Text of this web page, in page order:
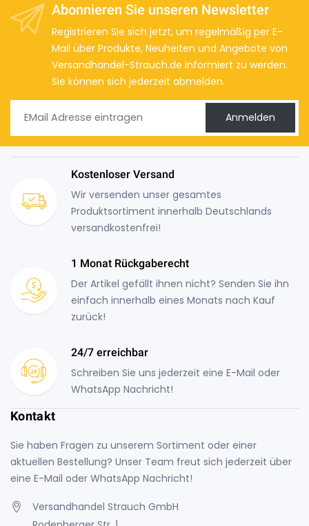
Abonnieren Sie unseren Newsletter
Registrieren Sie sich jetzt, um regelmäßig per E-
Mail über Produkte, Neuheiten und Angebote von
Versandhandel-Strauch.de informiert zu werden.
Sie können sich jederzeit abmelden.
Anmelden
Kostenloser Versand
Wir versenden unser gesamtes
Produktsortiment innerhalb Deutschlands
versandkostenfrei!
1 Monat Rückgaberecht
Der Artikel gefällt ihnen nicht? Senden Sie ihn
einfach innerhalb eines Monats nach Kauf
zurück!
24/7 erreichbar
Schreiben Sie uns jederzeit eine E-Mail oder
WhatsApp Nachricht!
Kontakt
Sie haben Fragen zu unserem Sortiment oder einer
aktuellen Bestellung? Unser Team freut sich jederzeit über
eine E-Mail oder WhatsApp Nachricht!
Versandhandel Strauch GmbH